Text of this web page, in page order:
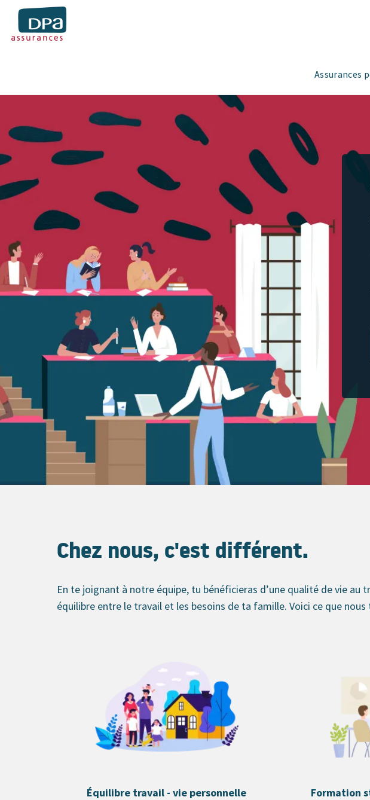
Assurances
Chez nous, c'est différent.
En te joignant à notre équipe, tu bénéficieras d’une qualité de vie
équilibre entre le travail et les besoins de ta famille. Voici ce que nous
Équilibre travail - vie personnelle Formation